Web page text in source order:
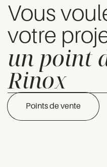
Vous
votre
un point
Rinox
Points de vente